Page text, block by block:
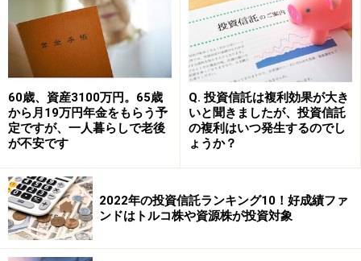
60歳、資産3100万円。65歳
から月19万円年金をもらう予
定ですが、一人暮らしで老後
が不安です
Q. 投資信託は複利効果が大き
いと聞きましたが、投資信託
の複利はいつ発生するのでし
ょうか？
2022年の投資信託ランキング10！好成績ファ
ンドはトルコ株や資源株が投資対象